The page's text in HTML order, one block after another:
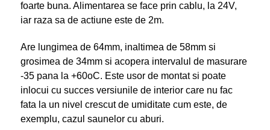
foarte buna. Alimentarea se face prin cablu, la 24V,
iar raza sa de actiune este de 2m.
Are lungimea de 64mm, inaltimea de 58mm si
grosimea de 34mm si acopera intervalul de masurare
-35 pana la +60oC. Este usor de montat si poate
inlocui cu succes versiunile de interior care nu fac
fata la un nivel crescut de umiditate cum este, de
exemplu, cazul saunelor cu aburi.